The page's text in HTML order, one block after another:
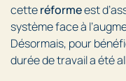
cetteréformeest
système face à
Désormais, pour
durée de travail a été